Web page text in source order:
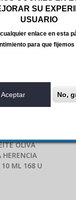
OLIVA
HERENCIA
10 ML 168 U
SU
USUARIO
enlace en esta
para que fijemos
Aceptar No,